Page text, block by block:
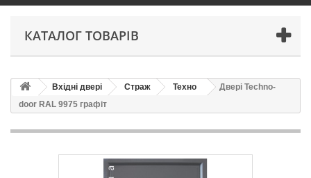
КАТАЛОГ ТОВАРІВ
Вхідні двері Страж Техно
Двері Techno-
door RAL 9975 графіт